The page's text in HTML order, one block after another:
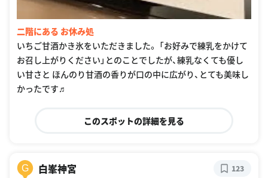
二階にある お休み処
いちご甘酒かき氷をいただきました。 「お好みで練乳をかけて
お召し上がりください」とのことでしたが、練乳なくても優し
い甘さと ほんのり甘酒の香りが口の中に広がり、とても美味し
かったです♬
このスポットの詳細を見る
G 白峯神宮 123